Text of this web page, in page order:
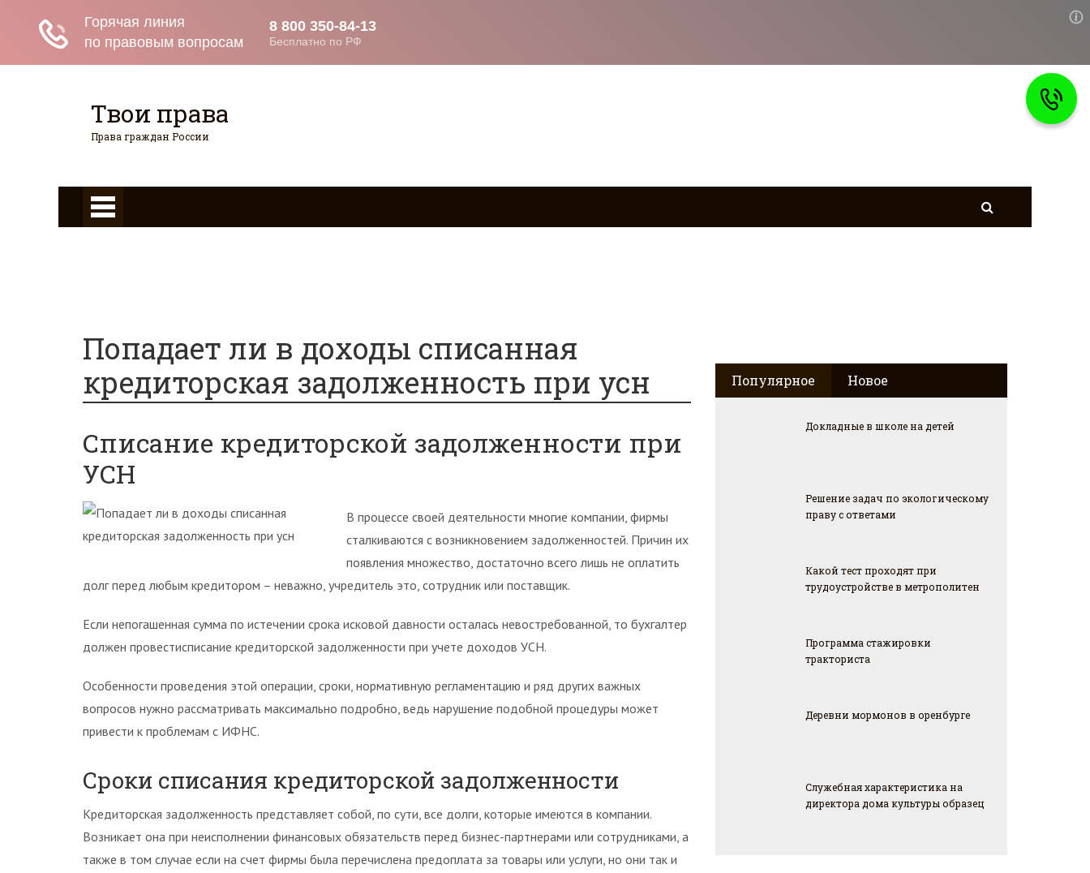
Твои права
Права граждан России
Попадает ли в доходы списанная
кредиторская задолженность при усн
Списание кредиторской задолженности при
УСН
В процессе своей деятельности многие компании, фирмы
сталкиваются с возникновением задолженностей. Причин их
появления множество, достаточно всего лишь не оплатить
долг перед любым кредитором – неважно, учредитель это, сотрудник или поставщик.
Если непогашенная сумма по истечении срока исковой давности осталась невостребованной, то бухгалтер
должен провестисписание кредиторской задолженности при учете доходов УСН.
Особенности проведения этой операции, сроки, нормативную регламентацию и ряд других важных
вопросов нужно рассматривать максимально подробно, ведь нарушение подобной процедуры может
привести к проблемам с ИФНС.
Сроки списания кредиторской задолженности
Кредиторская задолженность представляет собой, по сути, все долги, которые имеются в компании.
Возникает она при неисполнении финансовых обязательств перед бизнес-партнерами или сотрудниками, а
также в том случае если на счет фирмы была перечислена предоплата за товары или услуги, но они так и
Популярное Новое
Докладные в школе на детей
Решение задач по экологическому
праву с ответами
Какой тест проходят при
трудоустройстве в метрополитен
Программа стажировки
тракториста
Деревни мормонов в оренбурге
Служебная характеристика на
директора дома культуры образец